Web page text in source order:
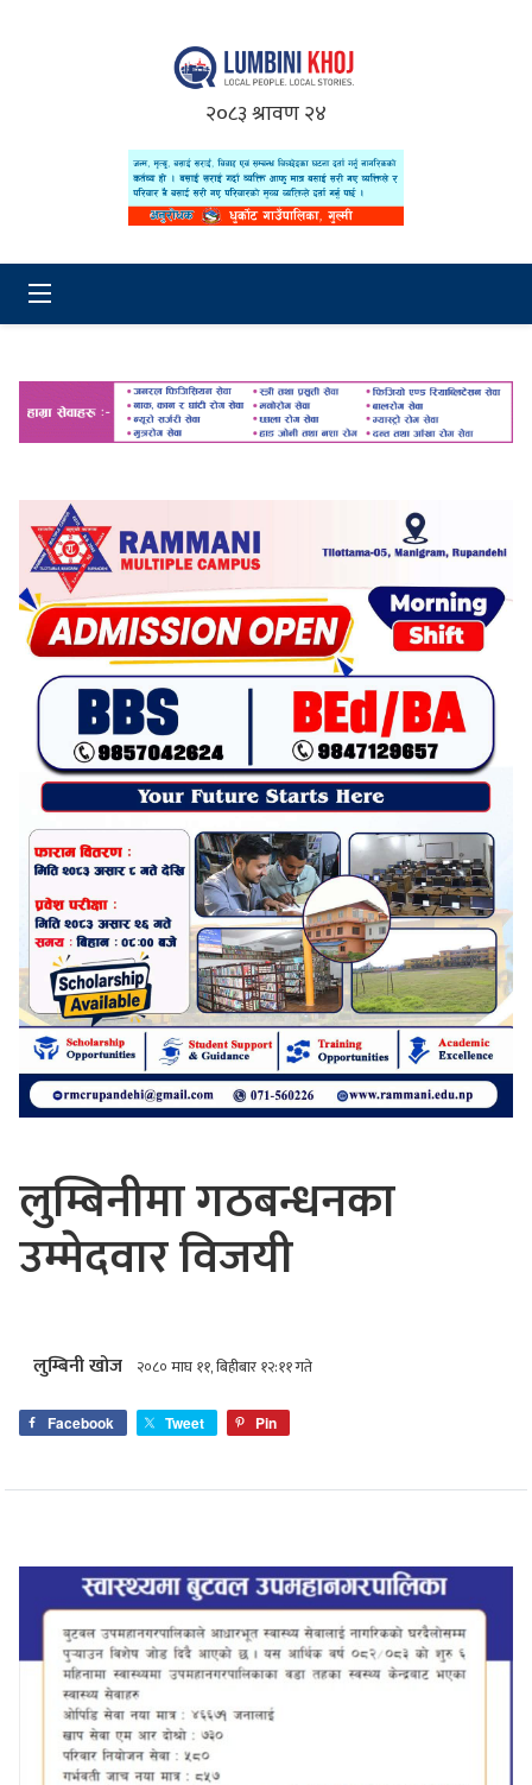
२०८३ श्रावण २४
लुम्बिनीमा गठबन्धनका
उम्मेदवार विजयी
लुम्बिनी खोज २०८० माघ ११, बिहीबार १२:११ गते
Facebook Tweet Pin